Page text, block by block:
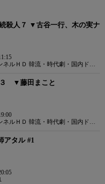
殺人７ ▼古谷一行、木の実ナ
ネルＨＤ 韓流・時代劇・国内ドラ
３ ▼藤田まこと
ネルＨＤ 韓流・時代劇・国内ドラ
アタル #1